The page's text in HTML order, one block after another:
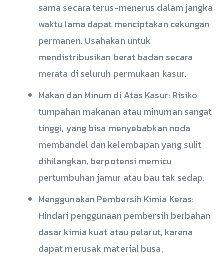
sama secara terus-menerus dalam jangka
waktu lama dapat menciptakan cekungan
permanen. Usahakan untuk
mendistribusikan berat badan secara
merata di seluruh permukaan kasur.
Makan dan Minum di Atas Kasur: Risiko
tumpahan makanan atau minuman sangat
tinggi, yang bisa menyebabkan noda
membandel dan kelembapan yang sulit
dihilangkan, berpotensi memicu
pertumbuhan jamur atau bau tak sedap.
Menggunakan Pembersih Kimia Keras:
Hindari penggunaan pembersih berbahan
dasar kimia kuat atau pelarut, karena
dapat merusak material busa,